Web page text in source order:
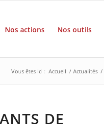
Nos actions Nos outils
Vous êtes ici : Accueil / Actualités /
DE